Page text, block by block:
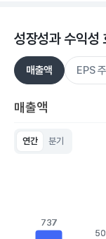
성장성과 수익성
매출액 EPS
매출액
연간 분기
The chart has 1
737
737